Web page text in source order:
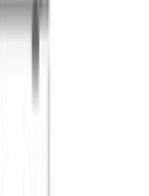
- 18:00